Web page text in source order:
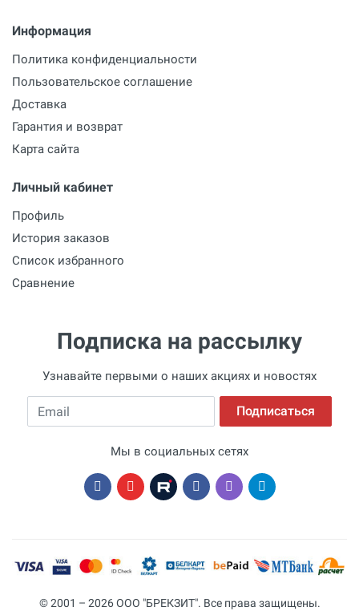
Информация
Политика конфиденциальности
Пользовательское соглашение
Доставка
Гарантия и возврат
Карта сайта
Личный кабинет
Профиль
История заказов
Список избранного
Сравнение
Подписка на рассылку
Узнавайте первыми о наших акциях и новостях
Email Подписаться
Мы в социальных сетях
© 2001 – 2026 ООО "БРЕКЗИТ". Все права защищены.